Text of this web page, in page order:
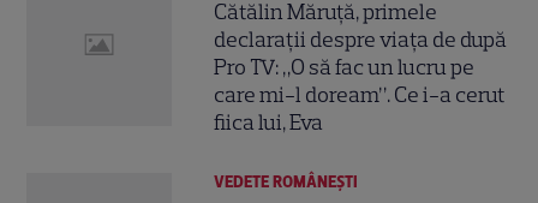
Cătălin Măruță, primele
declarații despre viața de după
Pro TV: „O să fac un lucru pe
care mi-l doream”. Ce i-a cerut
fiica lui, Eva
VEDETE ROMÂNEŞTI